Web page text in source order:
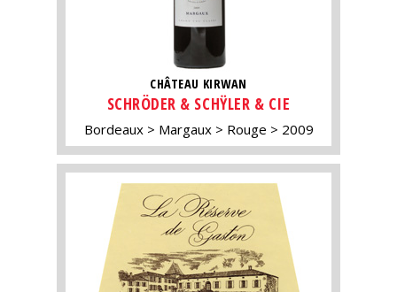
CHÂTEAU KIRWAN
SCHRÖDER & SCHŸLER & CIE
Bordeaux Margaux Rouge 2009